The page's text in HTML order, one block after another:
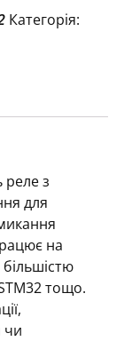
Категорія:
реле з
для
на
більшістю
тощо.
чи